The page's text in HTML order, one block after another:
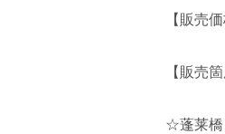
【販
【販売
☆蓬莱